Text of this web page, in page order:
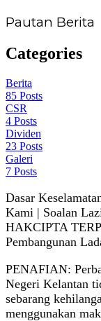
Pautan Berita
Categories
Berita
85 Posts
CSR
4 Posts
Dividen
23 Posts
Galeri
7 Posts
Dasar
Kami | Soalan
HAKCIPTA
Pembangunan
PENAFIAN:
Negeri Kelantan
sebarang
menggunakan